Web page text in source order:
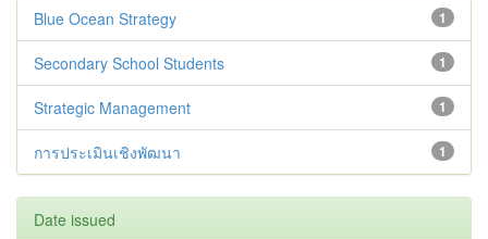
1
Blue Ocean Strategy
1
Secondary School Students
1
Strategic Management
1
การประเมินเชิงพัฒนา
Date issued